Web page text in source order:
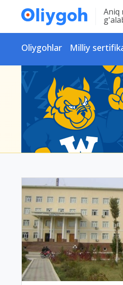
Aniq
Oliygohlar Milliy